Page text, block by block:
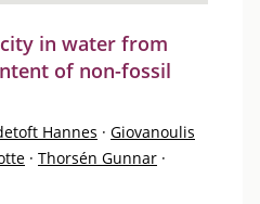
in water from
of non-fossil
Hannes · Giovanoulis
· Thorsén Gunnar ·